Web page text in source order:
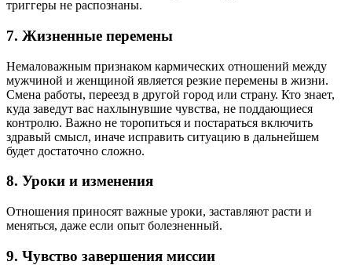
триггеры не распознаны.
7. Жизненные перемены
Немаловажным признаком кармических отношений между
мужчиной и женщиной является резкие перемены в жизни.
Смена работы, переезд в другой город или страну. Кто знает,
куда заведут вас нахлынувшие чувства, не поддающиеся
контролю. Важно не торопиться и постараться включить
здравый смысл, иначе исправить ситуацию в дальнейшем
будет достаточно сложно.
8. Уроки и изменения
Отношения приносят важные уроки, заставляют расти и
меняться, даже если опыт болезненный.
9. Чувство завершения миссии